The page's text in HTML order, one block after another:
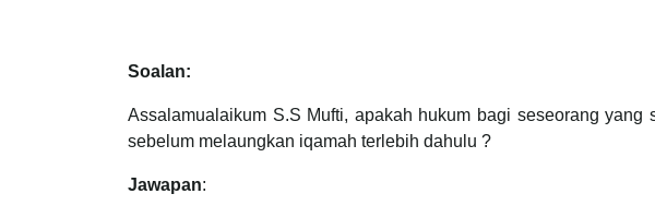
Soalan:
Assalamualaikum S.S Mufti, apakah hukum bagi seseorang
sebelum melaungkan iqamah terlebih dahulu ?
Jawapan: